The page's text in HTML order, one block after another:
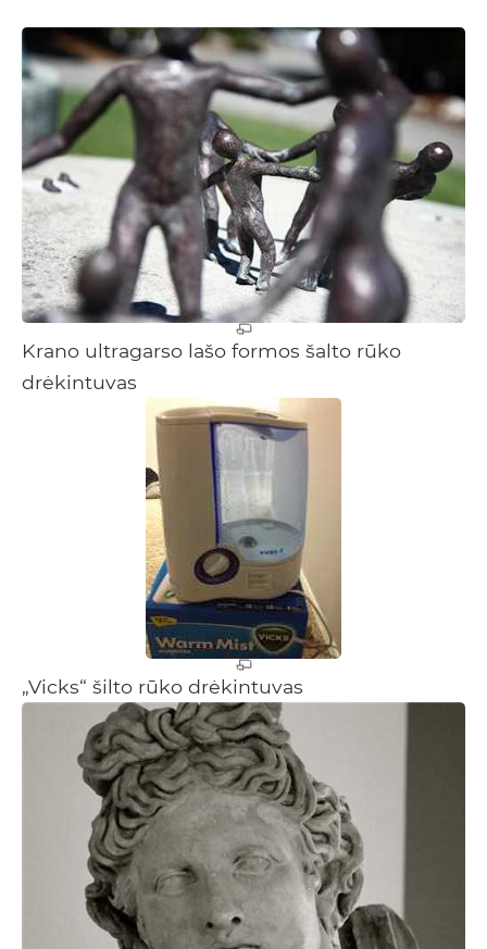
Krano ultragarso lašo formos šalto rūko
drėkintuvas
„Vicks“ šilto rūko drėkintuvas